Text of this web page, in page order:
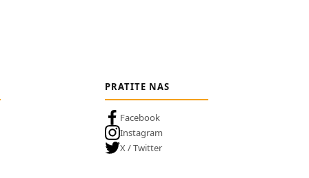
PRATITE NAS
Facebook
Instagram
X / Twitter